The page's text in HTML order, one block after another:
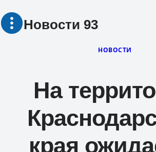
Перейти
Новости 93
НОВОСТИ
На
края